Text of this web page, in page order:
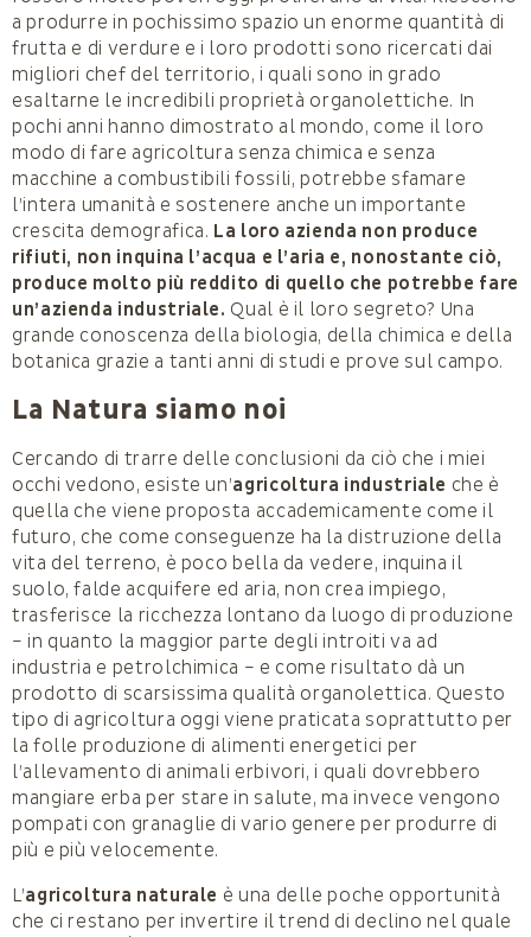
a produrre in pochissimo spazio un enorme quantità di
frutta e di verdure e i loro prodotti sono ricercati dai
migliori chef del territorio, i quali sono in grado
esaltarne le incredibili proprietà organolettiche. In
pochi anni hanno dimostrato al mondo, come il loro
modo di fare agricoltura senza chimica e senza
macchine a combustibili fossili, potrebbe sfamare
l’intera umanità e sostenere anche un importante
crescita demografica. La loro azienda non produce
rifiuti, non inquina l’acqua e l’aria e, nonostante ciò,
produce molto più reddito di quello che potrebbe fare
un’azienda industriale. Qual è il loro segreto? Una
grande conoscenza della biologia, della chimica e della
botanica grazie a tanti anni di studi e prove sul campo.
La Natura siamo noi
Cercando di trarre delle conclusioni da ciò che i miei
occhi vedono, esiste un’agricoltura industriale che è
quella che viene proposta accademicamente come il
futuro, che come conseguenze ha la distruzione della
vita del terreno, è poco bella da vedere, inquina il
suolo, falde acquifere ed aria, non crea impiego,
trasferisce la ricchezza lontano da luogo di produzione
– in quanto la maggior parte degli introiti va ad
industria e petrolchimica – e come risultato dà un
prodotto di scarsissima qualità organolettica. Questo
tipo di agricoltura oggi viene praticata soprattutto per
la folle produzione di alimenti energetici per
l’allevamento di animali erbivori, i quali dovrebbero
mangiare erba per stare in salute, ma invece vengono
pompati con granaglie di vario genere per produrre di
più e più velocemente.
L’agricoltura naturale è una delle poche opportunità
che ci restano per invertire il trend di declino nel quale